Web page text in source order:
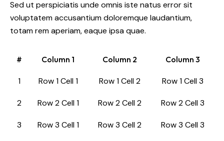
Sed ut perspiciatis unde omnis iste natus error sit
voluptatem accusantium doloremque laudantium,
totam rem aperiam, eaque ipsa quae.
# Column 1 Column 2 Column 3
1 Row 1 Cell 1 Row 1 Cell 2 Row 1 Cell 3
2 Row 2 Cell 1 Row 2 Cell 2 Row 2 Cell 3
3 Row 3 Cell 1 Row 3 Cell 2 Row 3 Cell 3